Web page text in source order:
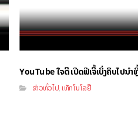
YouTube ໃຈດີ ເປີດຟີເຈີ້ເບິ່ງຄິບໄປ
ຂ່າວທົ່ວໄປ ,ເທັກໂນໂລຢີ